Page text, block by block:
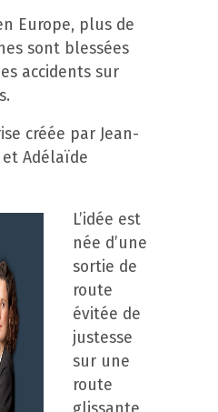
Europe, plus de
sont blessées
accidents sur
créée par Jean-
et Adélaïde
L’idée est
née d’une
sortie de
route
évitée de
justesse
sur une
route